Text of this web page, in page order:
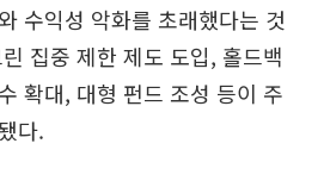
수익성 악화를 초래했다는 것
집중 제한 제도 도입, 홀드백
확대, 대형 펀드 조성 등이 주
다.